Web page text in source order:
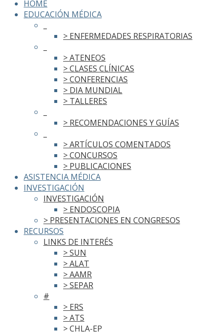
HOME
EDUCACIÓN MÉDICA
> ENFERMEDADES RESPIRATORIAS
> ATENEOS
> CLASES CLÍNICAS
> CONFERENCIAS
> DIA MUNDIAL
> TALLERES
> RECOMENDACIONES Y GUÍAS
> ARTÍCULOS COMENTADOS
> CONCURSOS
> PUBLICACIONES
ASISTENCIA MÉDICA
INVESTIGACIÓN
INVESTIGACIÓN
> ENDOSCOPIA
> PRESENTACIONES EN CONGRESOS
RECURSOS
LINKS DE INTERÉS
> SUN
> ALAT
> AAMR
> SEPAR
#
> ERS
> ATS
> CHLA-EP